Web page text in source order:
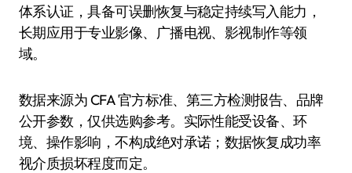
体系认证，具备可误删恢复与稳定持续写入能力，
长期应用于专业影像、广播电视、影视制作等领
域。
数据来源为 CFA 官方标准、第三方检测报告、品牌
公开参数，仅供选购参考。实际性能受设备、环
境、操作影响，不构成绝对承诺；数据恢复成功率
视介质损坏程度而定。